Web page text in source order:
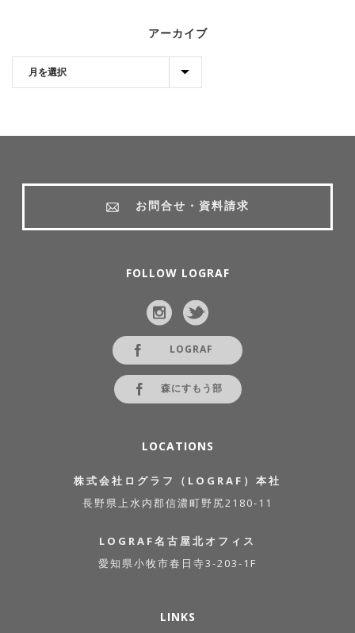
アーカイブ
お問合せ・資料請求
FOLLOW LOGRAF
LOGRAF
森にすもう部
LOCATIONS
株式会社ログラフ（LOGRAF）本社
長野県上水内郡信濃町野尻2180-11
LOGRAF名古屋北オフィス
愛知県小牧市春日寺3-203-1F
LINKS